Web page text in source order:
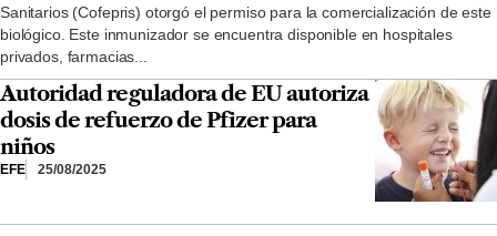
Sanitarios (Cofepris) otorgó el permiso para la comercialización de este
biológico. Este inmunizador se encuentra disponible en hospitales
privados, farmacias...
Autoridad reguladora de EU autoriza
dosis de refuerzo de Pfizer para
niños
EFE 25/08/2025